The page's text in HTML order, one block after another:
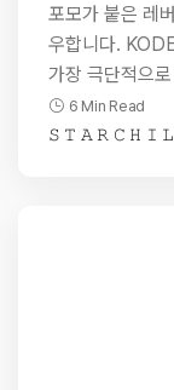
포모가 붙은 레
우합니다.
가장 극단적으
6 Min Read
𝚂 𝚃 𝙰 𝚁 𝙲 𝙷 𝙸